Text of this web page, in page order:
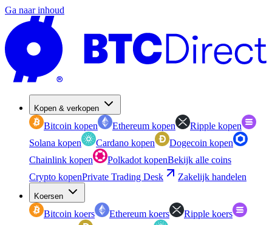
Ga naar inhoud
Kopen & verkopen
Bitcoin kopen Ethereum kopen
Ripple kopen
Solana kopen
Cardano kopen
Dogecoin kopen
Chainlink kopen
Polkadot kopenBekijk alle coins
Crypto kopenPrivate Trading Desk Zakelijk handelen
Koersen
Bitcoin koers Ethereum koers
Ripple koers